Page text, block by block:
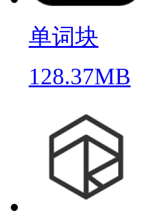
单词块
128.37MB